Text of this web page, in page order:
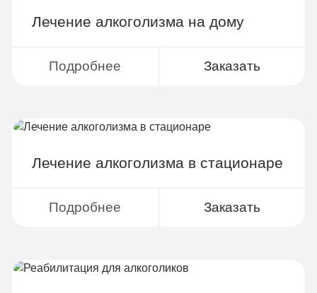
Поддержка родственников
Лечение алкоголизма на дому
Подробнее Заказать
Лечение алкоголизма в стационаре
Подробнее Заказать